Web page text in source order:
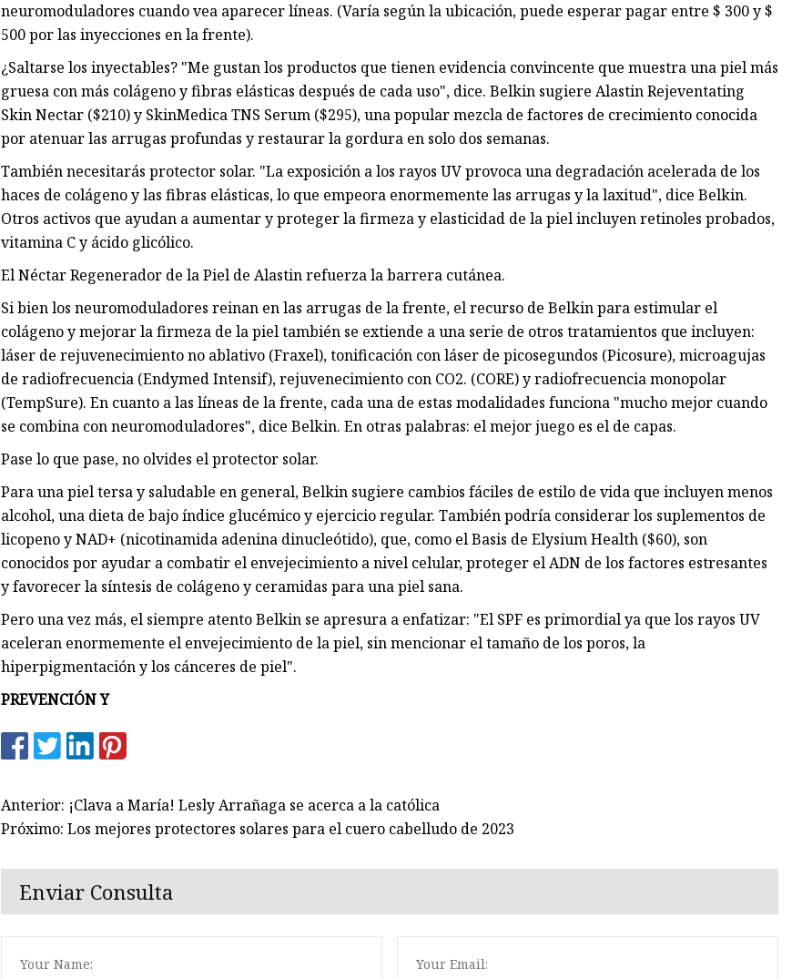
neuromoduladores cuando vea aparecer líneas. (Varía según la ubicación, puede esperar pagar entre $ 300 y $
500 por las inyecciones en la frente).
¿Saltarse los inyectables? "Me gustan los productos que tienen evidencia convincente que muestra una piel más
gruesa con más colágeno y fibras elásticas después de cada uso", dice. Belkin sugiere Alastin Rejeventating
Skin Nectar ($210) y SkinMedica TNS Serum ($295), una popular mezcla de factores de crecimiento conocida
por atenuar las arrugas profundas y restaurar la gordura en solo dos semanas.
También necesitarás protector solar. "La exposición a los rayos UV provoca una degradación acelerada de los
haces de colágeno y las fibras elásticas, lo que empeora enormemente las arrugas y la laxitud", dice Belkin.
Otros activos que ayudan a aumentar y proteger la firmeza y elasticidad de la piel incluyen retinoles probados,
vitamina C y ácido glicólico.
El Néctar Regenerador de la Piel de Alastin refuerza la barrera cutánea.
Si bien los neuromoduladores reinan en las arrugas de la frente, el recurso de Belkin para estimular el
colágeno y mejorar la firmeza de la piel también se extiende a una serie de otros tratamientos que incluyen:
láser de rejuvenecimiento no ablativo (Fraxel), tonificación con láser de picosegundos (Picosure), microagujas
de radiofrecuencia (Endymed Intensif), rejuvenecimiento con CO2. (CORE) y radiofrecuencia monopolar
(TempSure). En cuanto a las líneas de la frente, cada una de estas modalidades funciona "mucho mejor cuando
se combina con neuromoduladores", dice Belkin. En otras palabras: el mejor juego es el de capas.
Pase lo que pase, no olvides el protector solar.
Para una piel tersa y saludable en general, Belkin sugiere cambios fáciles de estilo de vida que incluyen menos
alcohol, una dieta de bajo índice glucémico y ejercicio regular. También podría considerar los suplementos de
licopeno y NAD+ (nicotinamida adenina dinucleótido), que, como el Basis de Elysium Health ($60), son
conocidos por ayudar a combatir el envejecimiento a nivel celular, proteger el ADN de los factores estresantes
y favorecer la síntesis de colágeno y ceramidas para una piel sana.
Pero una vez más, el siempre atento Belkin se apresura a enfatizar: "El SPF es primordial ya que los rayos UV
aceleran enormemente el envejecimiento de la piel, sin mencionar el tamaño de los poros, la
hiperpigmentación y los cánceres de piel".
PREVENCIÓN Y
Anterior: ¡Clava a María! Lesly Arrañaga se acerca a la católica
Próximo: Los mejores protectores solares para el cuero cabelludo de 2023
Enviar Consulta